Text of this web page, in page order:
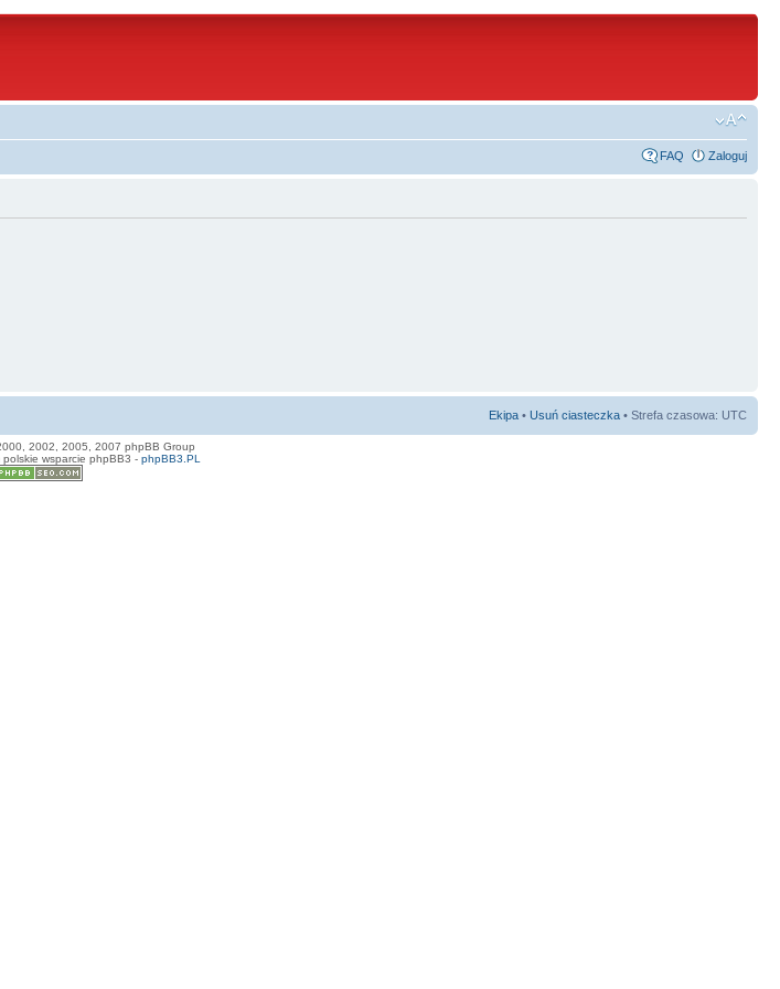
FAQ Zaloguj
Ekipa • Usuń ciasteczka • Strefa czasowa: UTC
2002, 2005, 2007 phpBB Group
wsparcie phpBB3 - phpBB3.PL